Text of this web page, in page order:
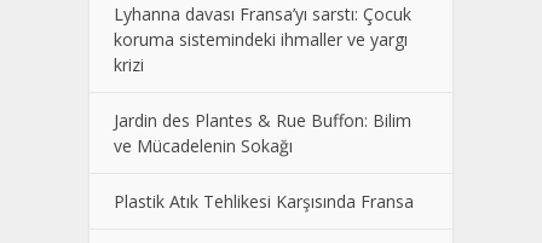
Lyhanna davası Fransa’yı sarstı: Çocuk
koruma sistemindeki ihmaller ve yargı
krizi
Jardin des Plantes & Rue Buffon: Bilim
ve Mücadelenin Sokağı
Plastik Atık Tehlikesi Karşısında Fransa